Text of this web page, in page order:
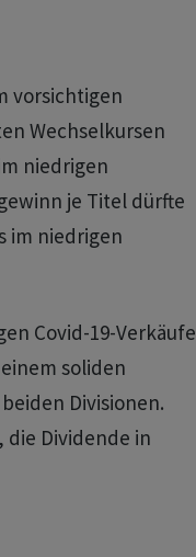
vorsichtigen
Wechselkursen
niedrigen
je Titel dürfte
im niedrigen
Covid-19-Verkäufe
soliden
Divisionen.
Dividende in